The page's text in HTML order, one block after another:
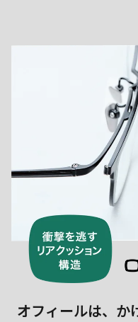
オフィールは、か